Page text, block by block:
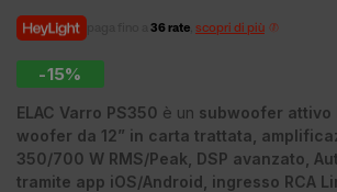
36 rate scopri di più
-15%
ELAC Varro PS350 è un subwoofer attivo
woofer da 12” in carta trattata,
350/700 W RMS/Peak, DSP avanzato,
tramite app iOS/Android, ingresso RCA